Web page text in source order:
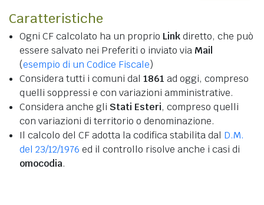
Caratteristiche
Ogni CF calcolato ha un proprio Linkdiretto, che può
essere salvato nei Preferiti o inviato via Mail
(esempio di un Codice Fiscale)
Considera tutti i comuni dal 1861 ad oggi, compreso
quelli soppressi e con variazioni amministrative.
Considera anche gli Stati Esteri, compreso quelli
con variazioni di territorio o denominazione.
Il calcolo del CF adotta la codifica stabilita dal D.M.
del 23/12/1976 ed il controllo risolve anche i casi di
omocodia.